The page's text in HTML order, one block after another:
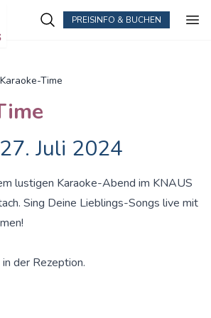
PREISINFO & BUCHEN
Karaoke-Time
Juli 2024
lustigen Karaoke-Abend im KNAUS
Sing Deine Lieblings-Songs live mit
der Rezeption.